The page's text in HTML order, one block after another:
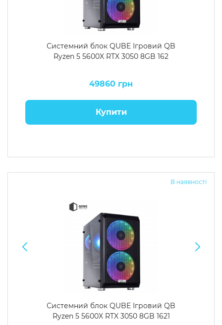
Системний блок QUBE Ігровий QB
Ryzen 5 5600X RTX 3050 8GB 162
49860 грн
Купити
В наявності
Системний блок QUBE Ігровий QB
Ryzen 5 5600X RTX 3050 8GB 1621